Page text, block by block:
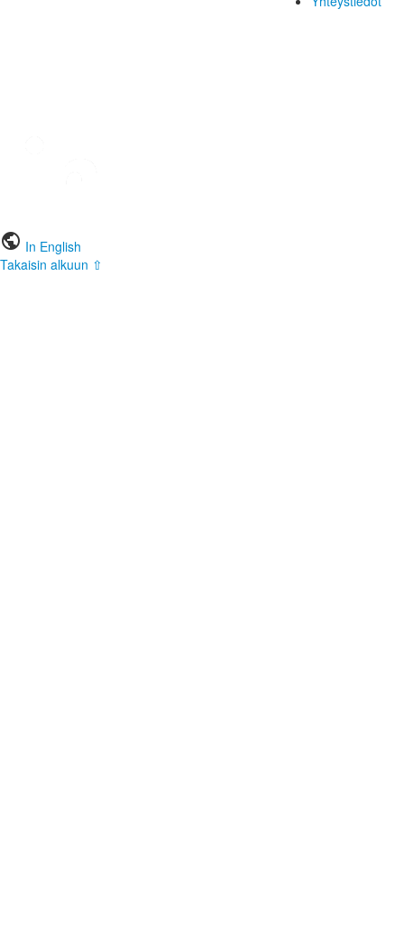
public In English
Takaisin alkuun ⇧